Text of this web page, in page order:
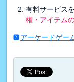
有料サービス
権・アイテム
アーケードゲー